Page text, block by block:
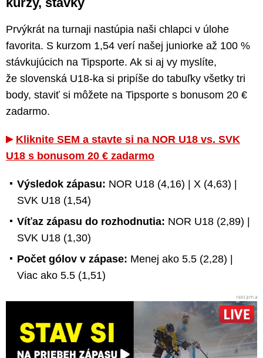
Prvýkrát na turnaji nastúpia naši chlapci v úlohe
favorita. S kurzom 1,54 verí našej juniorke až 100 %
stávkujúcich na Tipsporte. Ak si aj vy myslíte,
že slovenská U18-ka si pripíše do tabuľky všetky tri
body, staviť si môžete na Tipsporte s bonusom 20 €
zadarmo.
Kliknite SEM a stavte si na NOR U18 vs. SVK
U18 s bonusom 20 € zadarmo
Výsledok zápasu: NOR U18 (4,16) | X (4,63) |
SVK U18 (1,54)
Víťaz zápasu do rozhodnutia: NOR U18 (2,89) |
SVK U18 (1,30)
Počet gólov v zápase: Menej ako 5.5 (2,28) |
Viac ako 5.5 (1,51)